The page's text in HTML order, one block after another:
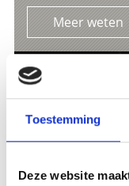
Toestemming
Deze website
Meer weten